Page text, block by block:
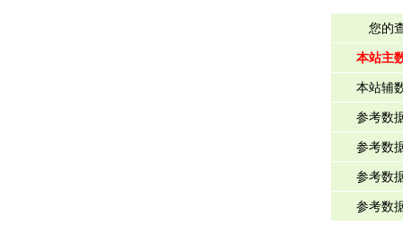
您的
本站主
本站辅
参考数
参考数
参考数
参考数